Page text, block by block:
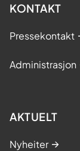
KONTAKT
Pressekontakt
Administrasjon
AKTUELT
Nyheiter